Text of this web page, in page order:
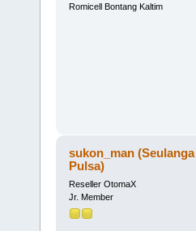
Romicell Bontang Kaltim
sukon_man (Seulanga
Pulsa)
Reseller OtomaX
Jr. Member